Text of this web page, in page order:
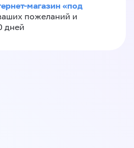
магазин «‎под
пожеланий и
дней